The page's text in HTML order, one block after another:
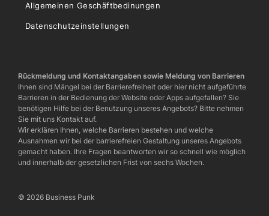
Allgemeinen Geschäftbedinungen
Datenschutzeinstellungen
Rückmeldung und Kontaktangaben sowie Meldung von Barrieren
Ihnen sind Mängel bei der Barrierefreiheit oder hier nicht aufgeführte
Barrieren in der Bedienung der Website oder Apps aufgefallen? Sie
benötigen Hilfe bei der Benutzung unseres Angebots? Bitte nehmen
Sie mit uns Kontakt auf.
Wir erklären Ihnen, welche Barrieren bestehen und welche
Ausnahmen wir bei der barrierefreien Gestaltung unseres Angebots
gemacht haben. Ihre Fragen beantworten wir so schnell wie möglich
und innerhalb der gesetzlichen Frist von sechs Wochen.
© 2026 Business Punk